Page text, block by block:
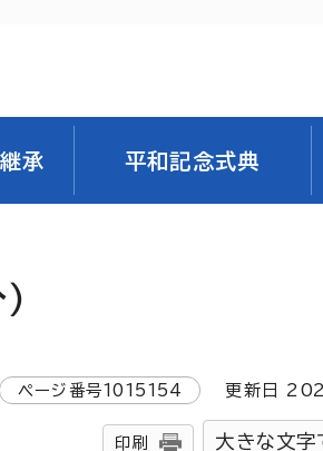
承 平和記念式典
ページ番号1015154 更新日
印刷 大きな文字